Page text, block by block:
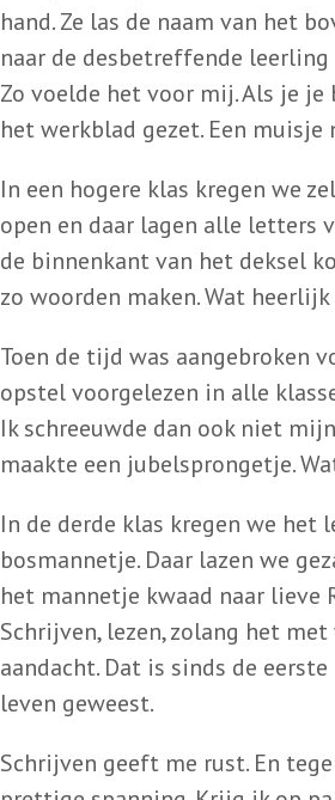
hand. Ze las de naam van het
naar de desbetreffende
Zo voelde het voor mij. Als je
het werkblad gezet. Een muisje
In een hogere klas kregen we
open en daar lagen alle letters
de binnenkant van het deksel
zo woorden maken. Wat
Toen de tijd was aangebroken
opstel voorgelezen in alle
Ik schreeuwde dan ook niet
maakte een jubelsprongetje.
In de derde klas kregen we het
bosmannetje. Daar lazen we
het mannetje kwaad naar lieve
Schrijven, lezen, zolang het
aandacht. Dat is sinds de
leven geweest.
Schrijven geeft me rust. En